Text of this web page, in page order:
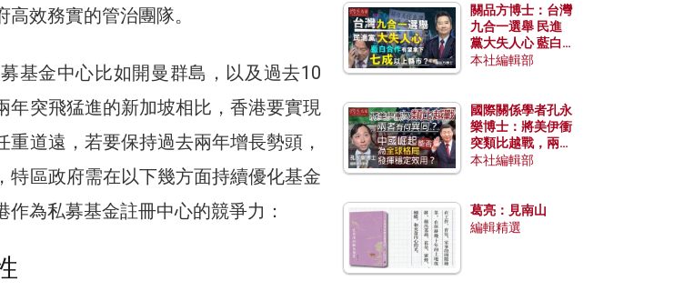
效務實的管治團隊。
基金中心比如開曼群島，以及過去10
年突飛猛進的新加坡相比，香港要實現
道遠，若要保持過去兩年增長勢頭，
特區政府需在以下幾方面持續優化基金
為私募基金註冊中心的競爭力：
關品方博士：台灣
九合一選舉 民進
黨大失人心 藍白
合作有望拿下七成
本社編輯部
國際關係學者孔永
樂博士：將美伊衝
突類比越戰，兩者
有何異同？中國崛
本社編輯部
葛亮：見南山
編輯精選